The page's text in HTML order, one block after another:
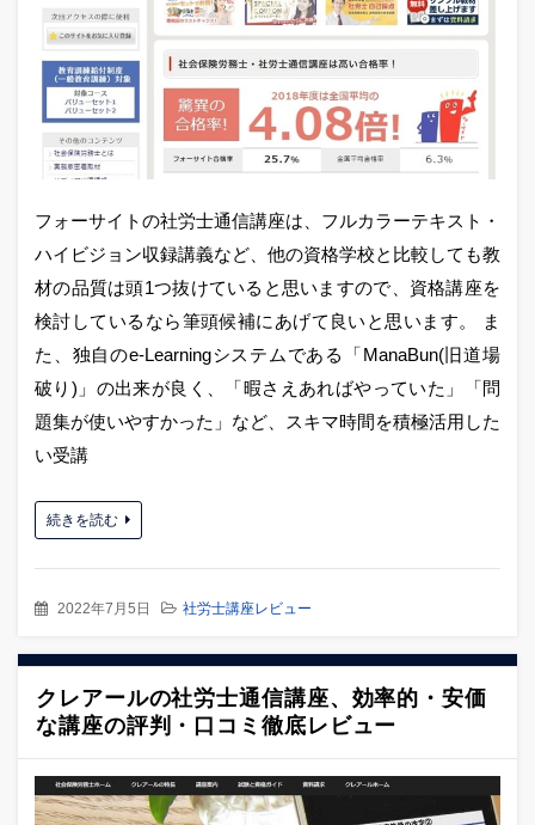
フォーサイトの社労士通信講座は、フルカラーテキスト・
ハイビジョン収録講義など、他の資格学校と比較しても教
材の品質は頭1つ抜けていると思いますので、資格講座を
検討しているなら筆頭候補にあげて良いと思います。 ま
た、独自のe-Learningシステムである「ManaBun(旧道場
破り)」の出来が良く、「暇さえあればやっていた」「問
題集が使いやすかった」など、スキマ時間を積極活用した
い受講
続きを読む
2022年7月5日 社労士講座レビュー
クレアールの社労士通信講座、効率的・安価
な講座の評判・口コミ徹底レビュー